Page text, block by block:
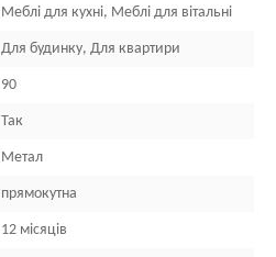
Меблі для кухні, Меблі для вітальні
Для будинку, Для квартири
90
Так
Метал
прямокутна
12 місяців